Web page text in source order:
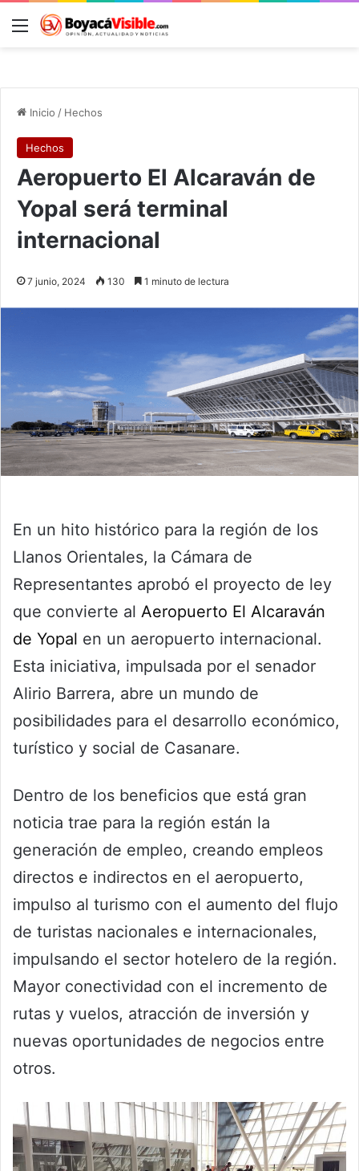
Menú
Inicio / Hechos
Hechos
Aeropuerto El Alcaraván de
Yopal será terminal
internacional
7 junio, 2024 130 1 minuto de lectura
En un hito histórico para la región de los
Llanos Orientales, la Cámara de
Representantes aprobó el proyecto de ley
que convierte al Aeropuerto El Alcaraván
de Yopal en un aeropuerto internacional.
Esta iniciativa, impulsada por el senador
Alirio Barrera, abre un mundo de
posibilidades para el desarrollo económico,
turístico y social de Casanare.
Dentro de los beneficios que está gran
noticia trae para la región están la
generación de empleo, creando empleos
directos e indirectos en el aeropuerto,
impulso al turismo con el aumento del flujo
de turistas nacionales e internacionales,
impulsando el sector hotelero de la región.
Mayor conectividad con el incremento de
rutas y vuelos, atracción de inversión y
nuevas oportunidades de negocios entre
otros.